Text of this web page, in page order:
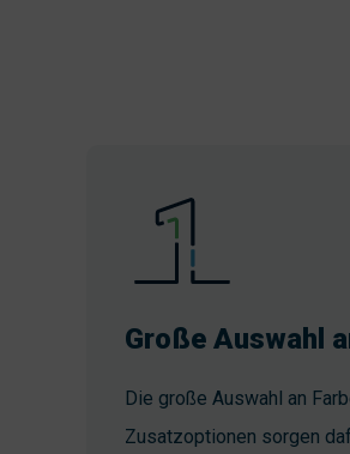
Große Auswahl
Die große Auswahl an
Zusatzoptionen sorgen